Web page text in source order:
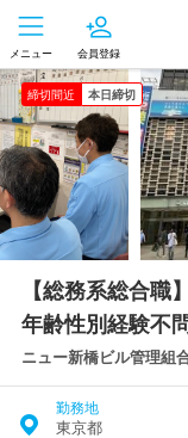
メニュー 会員登録
締切間近 本日締切
【総務系総合職
年齢性別経験不
ニュー新橋ビル管理組
勤務地
東京都